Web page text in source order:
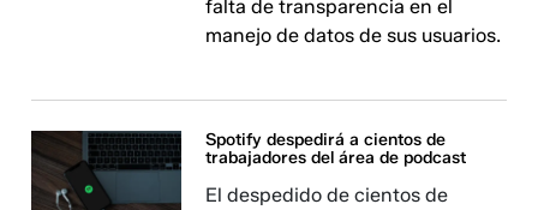
falta de transparencia en el
manejo de datos de sus usuarios.
Spotify despedirá a cientos de
trabajadores del área de podcast
El despedido de cientos de